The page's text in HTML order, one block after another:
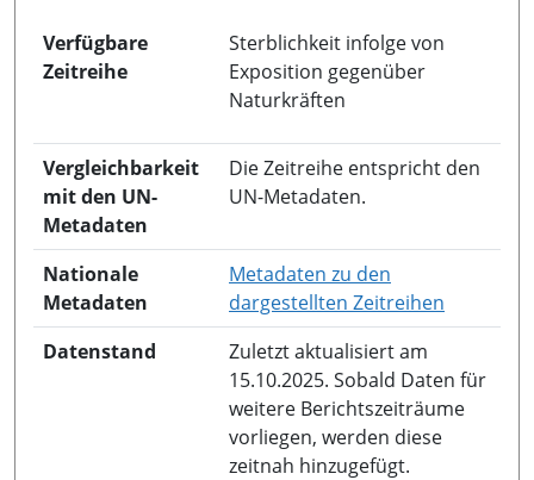
Verfügbare
Zeitreihe
Sterblichkeit infolge von
Exposition gegenüber
Naturkräften
Vergleichbarkeit
mit den UN-
Metadaten
Die Zeitreihe entspricht den
UN-Metadaten.
Nationale
Metadaten
Metadaten zu den
dargestellten Zeitreihen
Datenstand
Zuletzt aktualisiert am
15.10.2025. Sobald Daten für
weitere Berichtszeiträume
vorliegen, werden diese
zeitnah hinzugefügt.